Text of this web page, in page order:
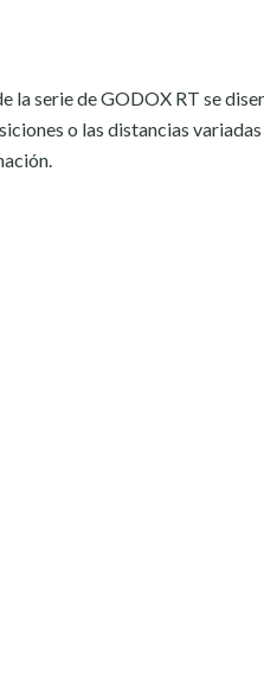
la serie de GODOX RT se
o las distancias